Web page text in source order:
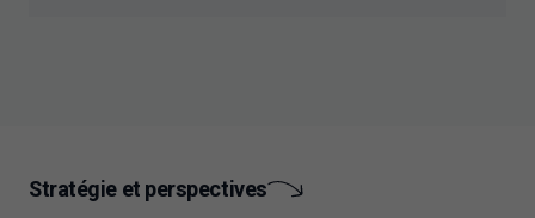
Stratégie et perspectives